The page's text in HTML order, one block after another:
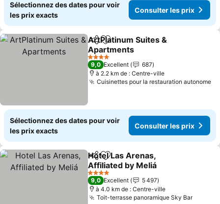
Sélectionnez des dates pour voir
les prix exacts
Consulter les prix
PartagerAjouter à mes favoris
ArtPlatinum Suites &
Apartments
4 Étoiles
9,0 Excellent
687
à 2.2 km de : Centre-ville
Cuisinettes pour la restauration autonome
Sélectionnez des dates pour voir
les prix exacts
Consulter les prix
PartagerAjouter à mes favoris
Hotel Las Arenas,
Affiliated by Meliá
4 Étoiles
9,0 Excellent
5 497
à 4.0 km de : Centre-ville
Toit-terrasse panoramique Sky Bar